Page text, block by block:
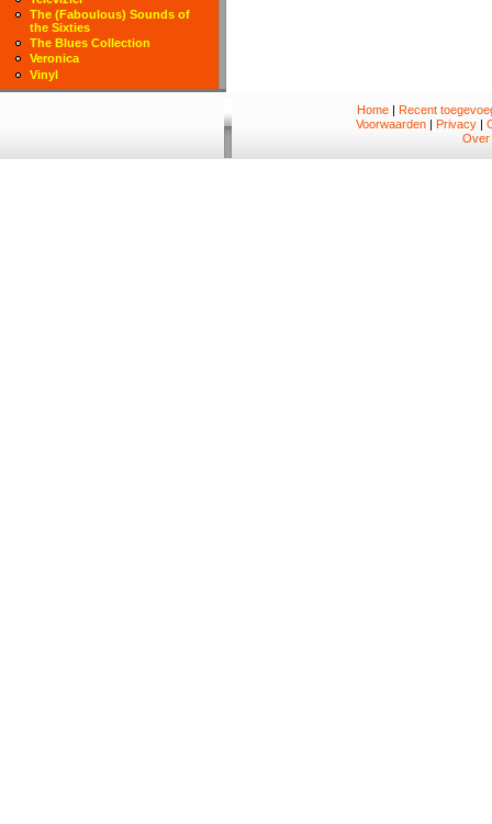
The (Faboulous) Sounds of
the Sixties
The Blues Collection
Veronica
Vinyl
Home|
Recent
Voorwaarden
Privacy
Over